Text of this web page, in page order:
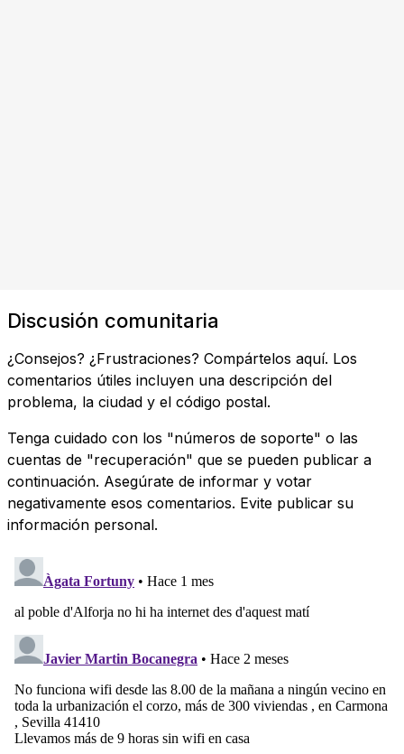
Discusión comunitaria
¿Consejos? ¿Frustraciones? Compártelos aquí. Los
comentarios útiles incluyen una descripción del
problema, la ciudad y el código postal.
Tenga cuidado con los "números de soporte" o las
cuentas de "recuperación" que se pueden publicar a
continuación. Asegúrate de informar y votar
negativamente esos comentarios. Evite publicar su
información personal.